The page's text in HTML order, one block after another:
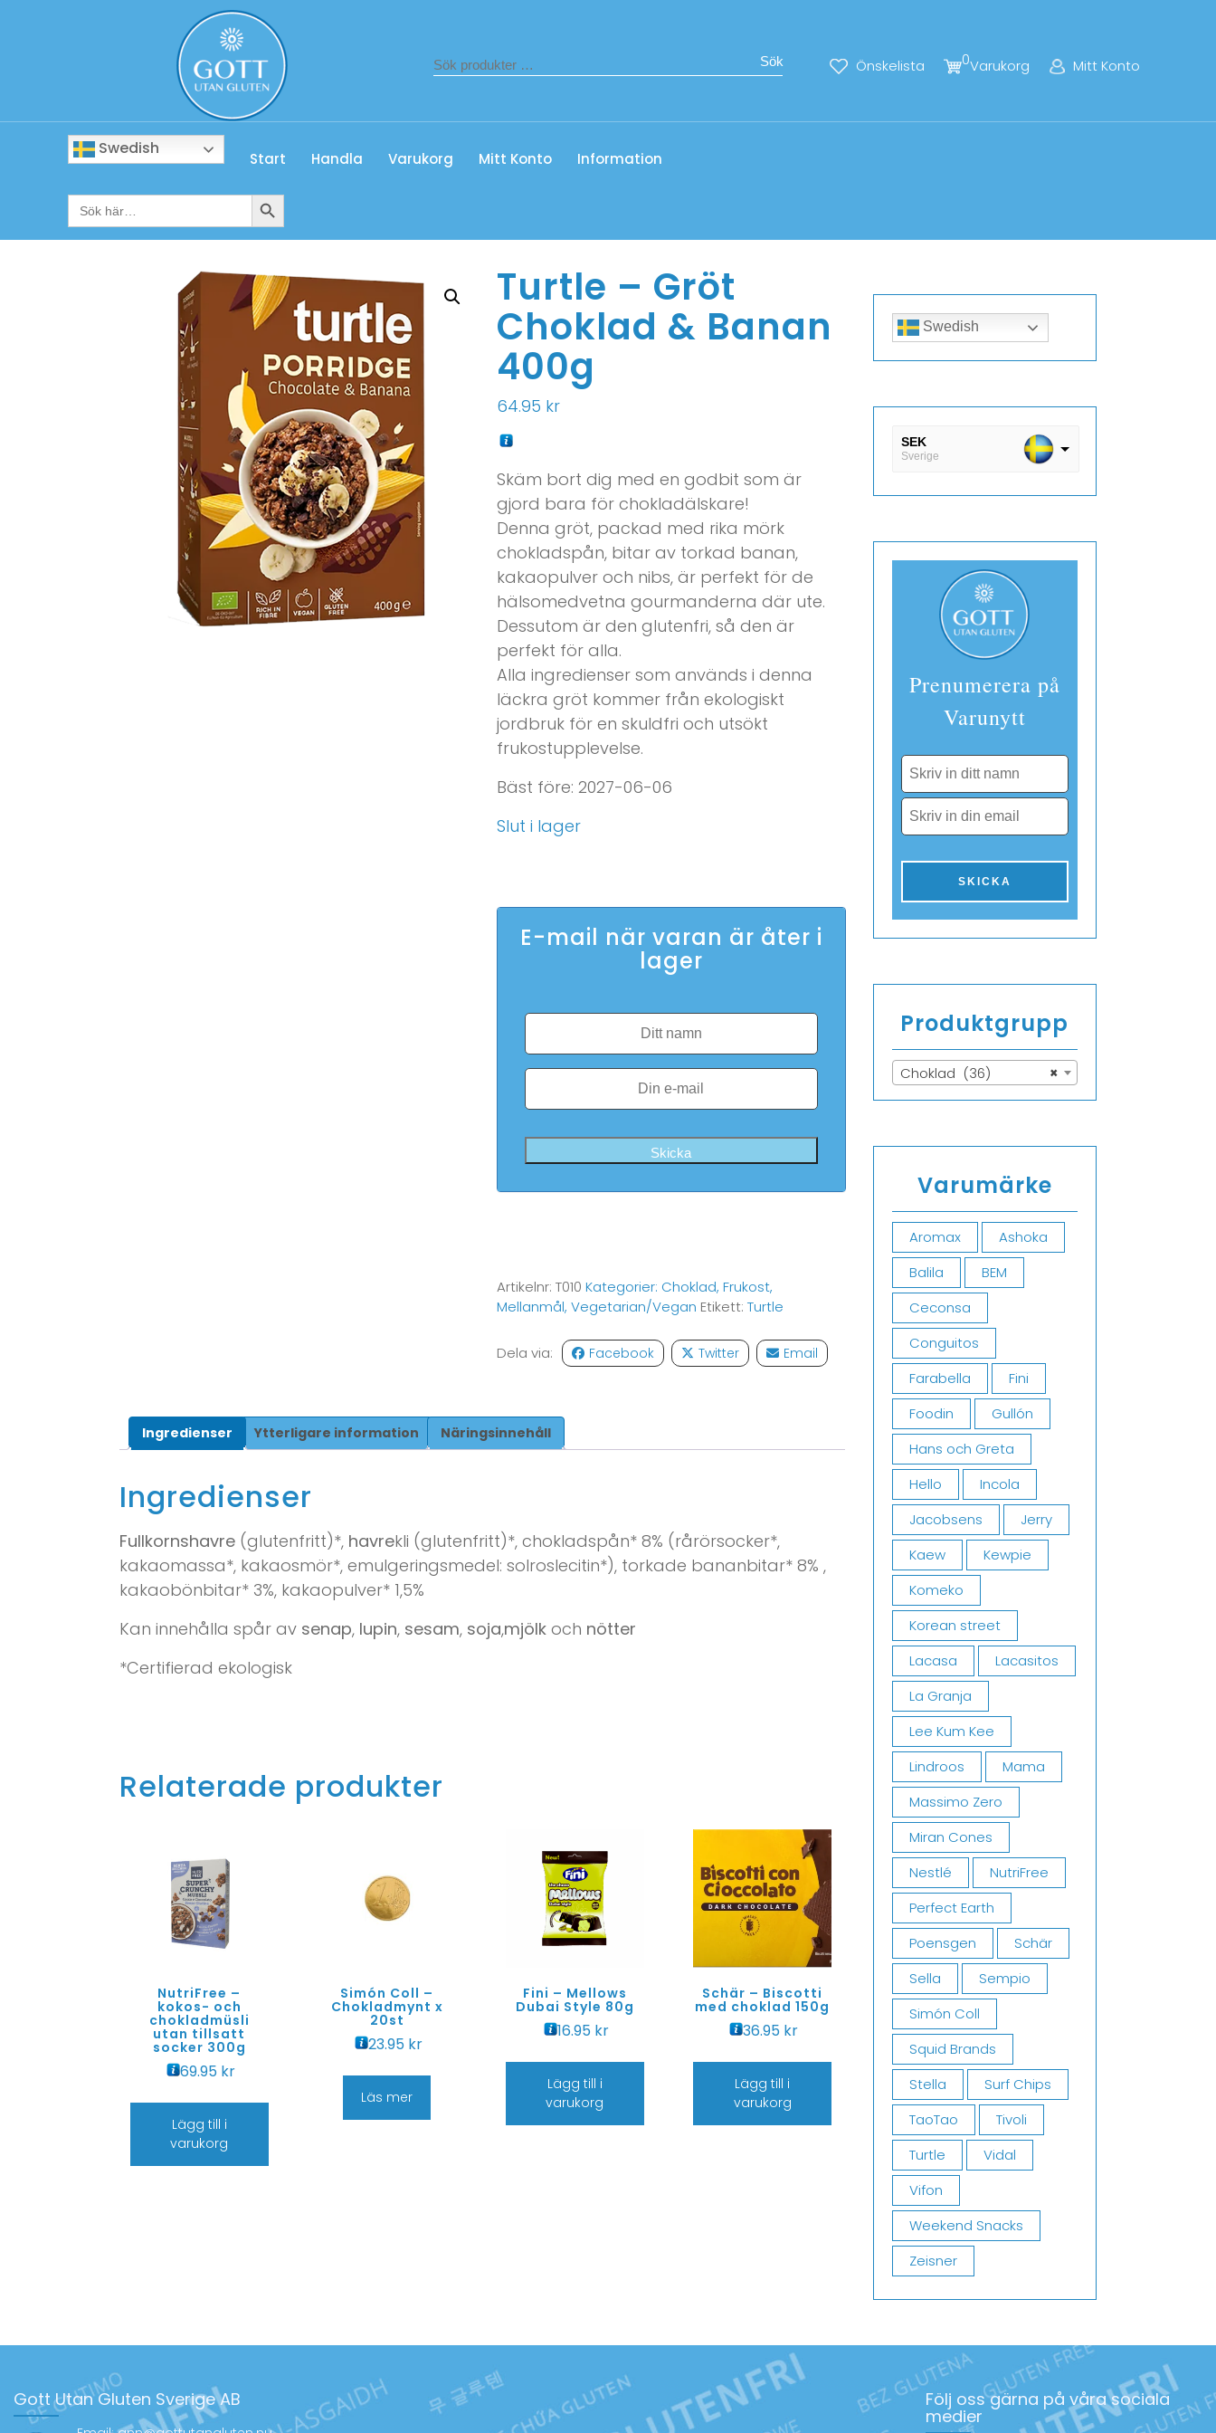
Sök Önskelista Varukorg
0 Mitt Konto
Swedish
Start Handla Varukorg Mitt Konto Information
Sök
efter:
Sökknapp
Turtle – Gröt
Choklad & Banan
400g
64.95 kr
Skäm bort dig med en godbit som är
gjord bara för chokladälskare!
Denna gröt, packad med rika mörk
chokladspån, bitar av torkad banan,
kakaopulver och nibs, är perfekt för de
hälsomedvetna gourmanderna där ute.
Dessutom är den glutenfri, så den är
perfekt för alla.
Alla ingredienser som används i denna
läckra gröt kommer från ekologiskt
jordbruk för en skuldfri och utsökt
frukostupplevelse.
Bäst före: 2027-06-06
Slut i lager
E-mail när varan är åter i
lager
Skicka
Artikelnr:T010 Kategorier: Choklad,Frukost,
Mellanmål,Vegetarian/Vegan Etikett:Turtle
Dela via: Facebook Twitter Email
Ingredienser Ytterligare information Näringsinnehåll
Ingredienser
Fullkornshavre (glutenfritt)*, havrekli (glutenfritt)*, chokladspån* 8% (rårörsocker*,
kakaomassa*, kakaosmör*, emulgeringsmedel: solroslecitin*), torkade bananbitar* 8% ,
kakaobönbitar* 3%, kakaopulver* 1,5%
Kan innehålla spår av senap, lupin, sesam, soja,mjölk och nötter
*Certifierad ekologisk
Relaterade produkter
NutriFree –
kokos- och
chokladmüsli
utan tillsatt
socker 300g
69.95 kr
Lägg till i
varukorg
Simón Coll –
Chokladmynt x
20st
23.95 kr
Läs mer
Fini – Mellows
Dubai Style 80g
16.95 kr
Lägg till i
varukorg
Schär – Biscotti
med choklad 150g
36.95 kr
Lägg till i
varukorg
Swedish
SEK
Sverige
EUR
Prenumerera på
Varunytt
Produktgrupp
×
Choklad (36)
Varumärke
Aromax
Ashoka
Balila
BEM
Ceconsa
Conguitos
Farabella
Fini
Foodin
Gullón
Hans och Greta
Hello
Incola
Jacobsens
Jerry
Kaew
Kewpie
Komeko
Korean street
Lacasa
Lacasitos
La Granja
Lee Kum Kee
Lindroos
Mama
Massimo Zero
Miran Cones
Nestlé
NutriFree
Perfect Earth
Poensgen
Schär
Sella
Sempio
Simón Coll
Squid Brands
Stella
Surf Chips
TaoTao
Tivoli
Turtle
Vidal
Vifon
Weekend Snacks
Zeisner
Gott Utan Gluten Sverige AB Följ oss gärna på våra sociala
medier